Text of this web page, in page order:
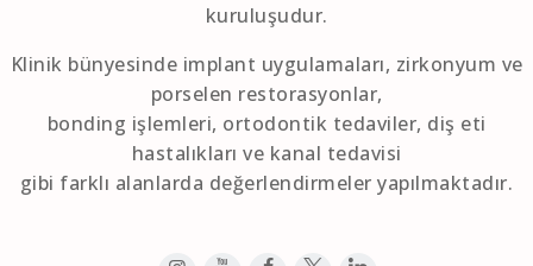
kuruluşudur.
Klinik bünyesinde implant uygulamaları, zirkonyum ve
porselen restorasyonlar,
bonding işlemleri, ortodontik tedaviler, diş eti
hastalıkları ve kanal tedavisi
gibi farklı alanlarda değerlendirmeler yapılmaktadır.